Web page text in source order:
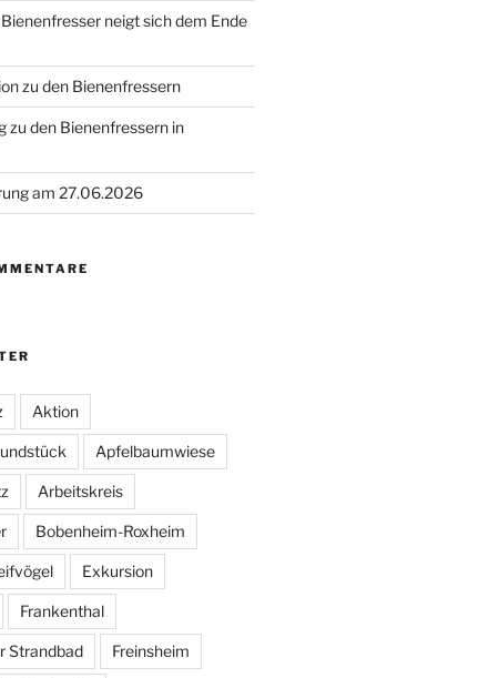
neigt sich dem Ende
zu den Bienenfressern
zu den Bienenfressern in
am 27.06.2026
Aktion
Apfelbaumwiese
Arbeitskreis
Bobenheim-Roxheim
Exkursion
Frankenthal
Strandbad Freinsheim